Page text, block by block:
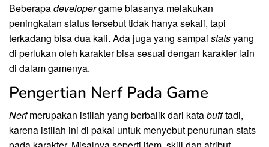
Beberapadevelopergame biasanya melakukan
peningkatan status tersebut tidak hanya sekali, tapi
terkadang bisa dua kali. Ada juga yang sampai statsyang
di perlukan oleh karakter bisa sesuai dengan karakter lain
di dalam gamenya.
Pengertian Nerf Pada Game
Nerfmerupakan istilah yang berbalik dari katabufftadi,
karena istilah ini di pakai untuk menyebut penurunan stats